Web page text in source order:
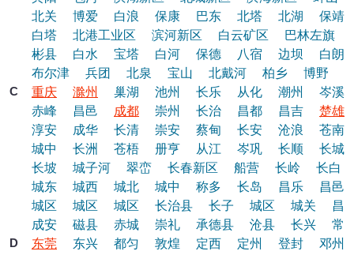
北关
博爱 白浪 保康 巴东 北塔 北湖
保靖
白塔
北港工业区 滨河新区 白云矿区 巴林左旗
彬县
白水 宝塔 白河 保德 八宿 边坝
白朗
布尔津
兵团 北泉 宝山 北戴河 柏乡 博野
C
重庆 滁州 巢湖 池州 长乐 从化 潮州
岑溪
赤峰
昌邑 成都 崇州 长治 昌都 昌吉
楚雄
淳安
成华 长清 崇安 蔡甸 长安 沧浪
苍南
城中
长洲 苍梧 册亨 从江 岑巩 长顺
长城
长坡
城子河 翠峦 长春新区 船营 长岭
长白
城东
城西 城北 城中 称多 长岛 昌乐
昌邑
城区
城区 城区 长治县 长子 城区 城关
昌
成安
磁县 赤城 崇礼 承德县 沧县 长兴
常
D
东莞 东兴 都匀 敦煌 定西 定州 登封
邓州